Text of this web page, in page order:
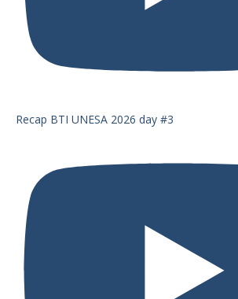
Recap BTI UNESA 2026 day #3